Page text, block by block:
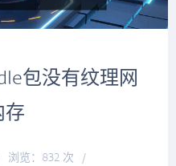
包没有纹理网
存
浏览：832 次
/